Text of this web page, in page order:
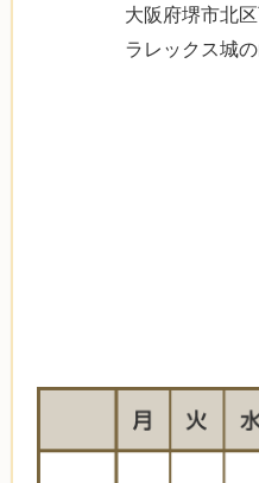
大阪府堺市北
ラレックス城